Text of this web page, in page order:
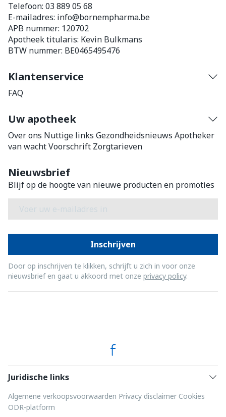
Telefoon: 03 889 05 68
E-mailadres: info@bornempharma.be
APB nummer: 120702
Apotheek titularis: Kevin Bulkmans
BTW nummer: BE0465495476
Klantenservice
FAQ
Uw apotheek
Over ons Nuttige links Gezondheidsnieuws Apotheker
van wachtVoorschrift Zorgtarieven
Nieuwsbrief
Blijf op de hoogte van nieuwe producten en promoties
Inschrijven
Door op inschrijven te klikken, schrijft u zich in voor onze
nieuwsbrief en gaat u akkoord met onze privacy policy.
Juridische links
Algemene verkoopsvoorwaarden Privacy disclaimer Cookies
ODR-platform